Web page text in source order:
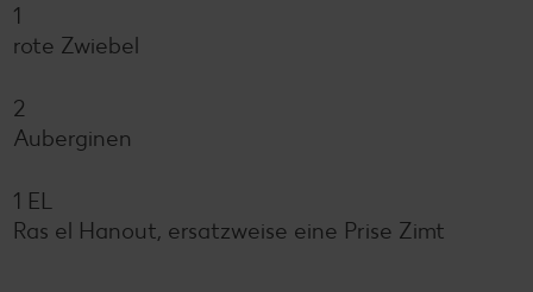
1
rote Zwiebel
2
Auberginen
1 EL
Ras el Hanout, ersatzweise eine Prise Zimt